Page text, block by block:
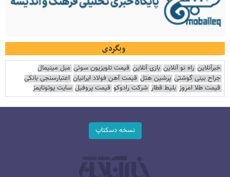
وبگردی
خبرآنلاین راه نو آنلاین بازی آنلاین قیمت تلویزیون سونی مبل مینیمال
جراح بینی گوشتی پرشین هتل قیمت آهن فولاد ایرانیان اعتبارسنجی بانکی
قیمت طلا امروز بلیط قطار شرکت رادوکو قیمت پروفیل سایت یوتوتایمز
نسخه دسکتاپ